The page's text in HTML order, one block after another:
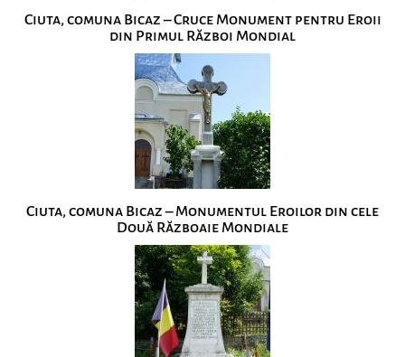
Ciuta, comuna Bicaz – Cruce Monument pentru Eroii
din Primul Război Mondial
Ciuta, comuna Bicaz – Monumentul Eroilor din cele
Două Războaie Mondiale